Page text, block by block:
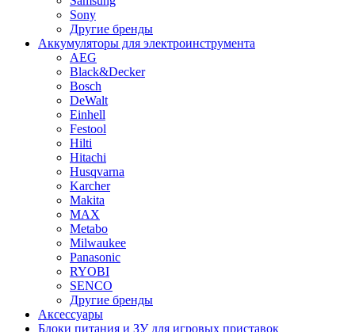
Sony
Другие бренды
Аккумуляторы для электроинструмента
AEG
Black&Decker
Bosch
DeWalt
Einhell
Festool
Hilti
Hitachi
Husqvarna
Karcher
Makita
MAX
Metabo
Milwaukee
Panasonic
RYOBI
SENCO
Другие бренды
Аксессуары
Блоки питания и ЗУ для игровых приставок